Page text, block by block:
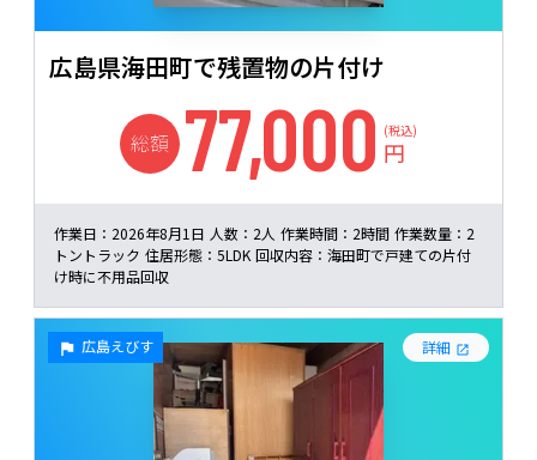
広島県海田町で残置物の片付け
総額 77,000 (税込)
円
作業日： 2026年8月1日 人数： 2人 作業時間： 2時間 作業数量： 2
トントラック 住居形態： 5LDK 回収内容： 海田町で戸建ての片付
け時に不用品回収
広島えびす 詳細